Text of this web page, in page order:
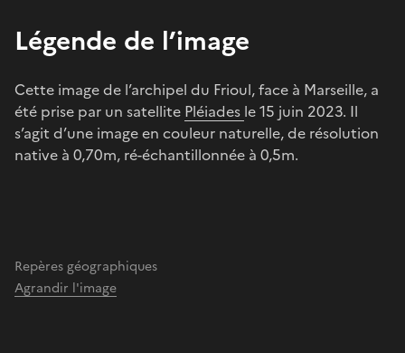
Légende de l’image
Cette image de l’archipel du Frioul, face à Marseille, a
été prise par un satellite Pléiades le 15 juin 2023. Il
s’agit d’une image en couleur naturelle, de résolution
native à 0,70m, ré-échantillonnée à 0,5m.
Repères géographiques
Agrandir l'image